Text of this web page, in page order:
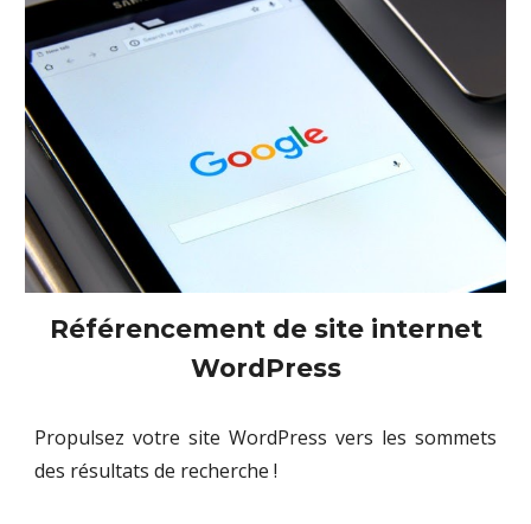
Référencementde site internet
WordPress
Propulsez votre site WordPress vers les sommets
des résultats de recherche !